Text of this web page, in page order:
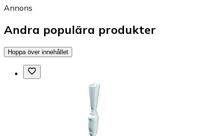
Annons
Andra populära produkter
Hoppa över innehållet